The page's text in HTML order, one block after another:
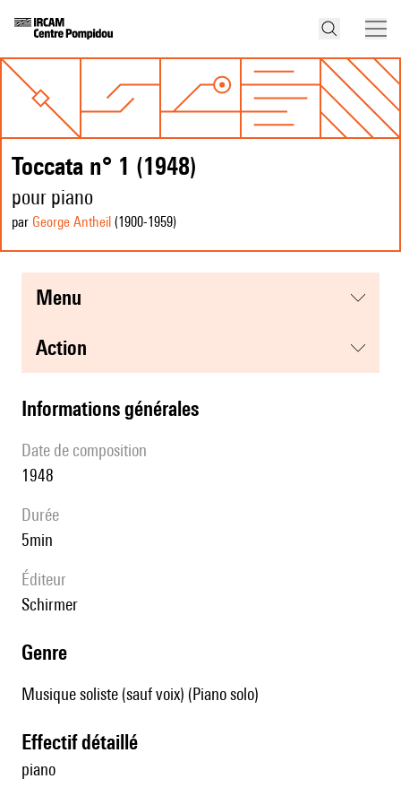
Toccata n° 1 (1948)
pour piano
par George Antheil (1900-1959)
menu
action
informations générales
date de composition
1948
durée
5min
éditeur
Schirmer
genre
Musique soliste (sauf voix) (Piano solo)
effectif détaillé
piano